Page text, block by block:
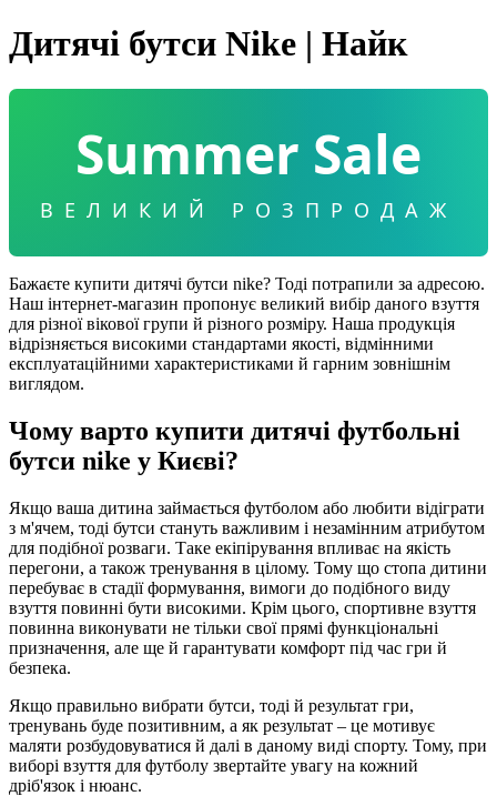
Дитячі бутси Nike | Найк
Summer Sale
ВЕЛИКИЙ РОЗПРОДАЖ
Бажаєте купити дитячі бутси nike? Тоді потрапили за адресою.
Наш інтернет-магазин пропонує великий вибір даного взуття
для різної вікової групи й різного розміру. Наша продукція
відрізняється високими стандартами якості, відмінними
експлуатаційними характеристиками й гарним зовнішнім
виглядом.
Чому варто купити дитячі футбольні
бутси nike у Києві?
Якщо ваша дитина займається футболом або любити відіграти
з м'ячем, тоді бутси стануть важливим і незамінним атрибутом
для подібної розваги. Таке екіпірування впливає на якість
перегони, а також тренування в цілому. Тому що стопа дитини
перебуває в стадії формування, вимоги до подібного виду
взуття повинні бути високими. Крім цього, спортивне взуття
повинна виконувати не тільки свої прямі функціональні
призначення, але ще й гарантувати комфорт під час гри й
безпека.
Якщо правильно вибрати бутси, тоді й результат гри,
тренувань буде позитивним, а як результат – це мотивує
маляти розбудовуватися й далі в даному виді спорту. Тому, при
виборі взуття для футболу звертайте увагу на кожний
дріб'язок і нюанс.